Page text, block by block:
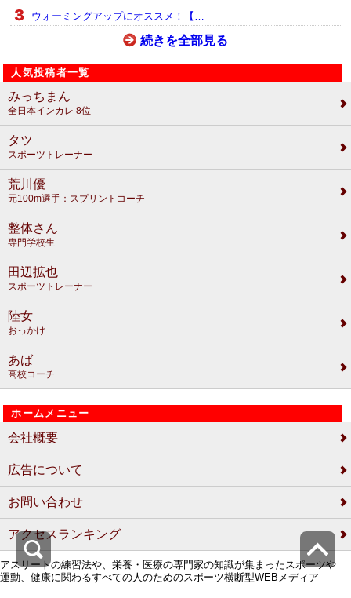
ウォーミングアップにオススメ！【…
続きを全部見る
人気投稿者一覧
みっちまん
全日本インカレ 8位
タツ
スポーツトレーナー
荒川優
元100m選手：スプリントコーチ
整体さん
専門学校生
田辺拡也
スポーツトレーナー
陸女
おっかけ
あば
高校コーチ
ホームメニュー
会社概要
広告について
お問い合わせ
アクセスランキング
アスリートの練習法や、栄養・医療の専門家の知識が集まったスポーツや
運動、健康に関わるすべての人のためのスポーツ横断型WEBメディア